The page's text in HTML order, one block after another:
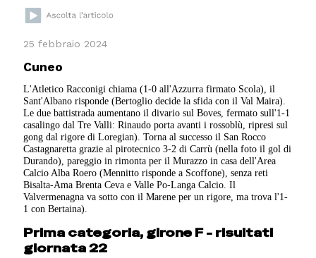
25 febbraio 2024
Cuneo
L'Atletico Racconigi chiama (1-0 all'Azzurra firmato Scola), il
Sant'Albano risponde (Bertoglio decide la sfida con il Val Maira).
Le due battistrada aumentano il divario sul Boves, fermato sull'1-1
casalingo dal Tre Valli: Rinaudo porta avanti i rossoblù, ripresi sul
gong dal rigore di Loregian). Torna al successo il San Rocco
Castagnaretta grazie al pirotecnico 3-2 di Carrù (nella foto il gol di
Durando), pareggio in rimonta per il Murazzo in casa dell'Area
Calcio Alba Roero (Mennitto risponde a Scoffone), senza reti
Bisalta-Ama Brenta Ceva e Valle Po-Langa Calcio. Il
Valvermenagna va sotto con il Marene per un rigore, ma trova l'1-
1 con Bertaina).
Prima categoria, girone F - risultati
giornata 22